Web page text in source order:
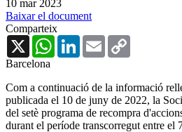
10 mar 2023
Baixar el document
Comparteix
X
WhatsAppLinkedInEmail
Barcelona
Com a continuació de la informació
publicada el 10 de juny de 2022, la
del setè programa de recompra
durant el període transcorregut entre el